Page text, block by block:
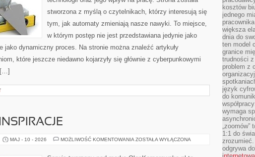
stworzona z myślą o czytelnikach, którzy interesują się
tym, jak automaty zmieniają nasze nawyki. To miejsce,
w którym postęp nie jest przedstawiana jedynie jako
jako dynamiczny proces. Na stronie można znaleźć artykuły
które jeszcze niedawno kojarzyły się głównie z cyberpunkowymi
[…]
MAJ - 10 - 2026 MOŻLIWOŚĆ KOMENTOWANIA HISTORIE
ZOSTAŁA WYŁĄCZONA
kosztów
jednego
większa
dnia do
ten model
granice
trudności
problem z
język
do
wymaga
„zoomów”
1:1 do
odgrywa